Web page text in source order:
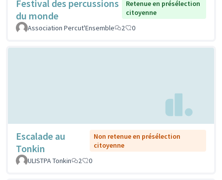
Festival des percussions
du monde
Retenue en présélection
citoyenne
Association Percut'Ensemble
2 0
Escalade au
Tonkin
Non retenue en présélection
citoyenne
ULISTPA Tonkin
2 0